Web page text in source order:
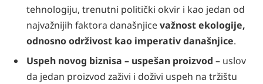
tehnologiju, trenutni politički okvir i kao jedan od
najvažnijih faktora današnjicevažnost ekologije,
odnosno održivost kao imperativ današnjice.
Uspeh novog biznisa – uspešan proizvod – uslov
da jedan proizvod zaživi i doživi uspeh na tržištu